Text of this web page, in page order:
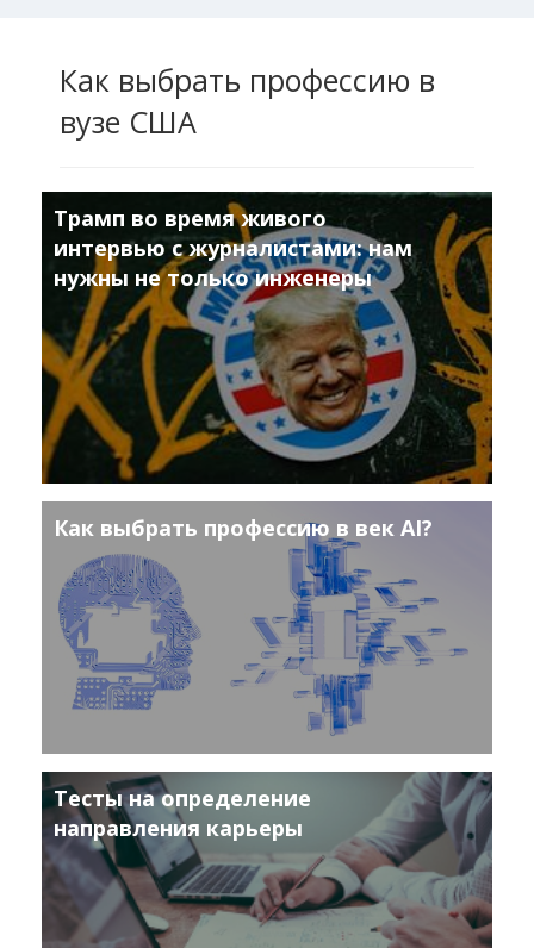
Как выбрать профессию в
вузе США
Трамп во время живого
интервью с журналистами: нам
нужны не только инженеры
Как выбрать профессию в век AI?
Тесты на определение
направления карьеры